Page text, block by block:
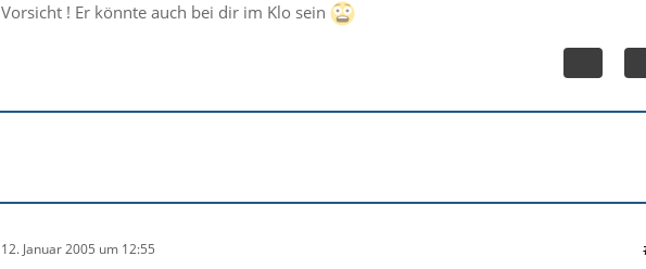
Vorsicht ! Er könnte auch bei dir im Klo sein
12. Januar 2005 um 12:55